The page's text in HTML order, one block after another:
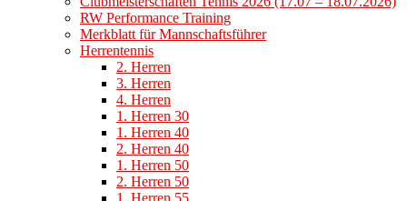
RW Performance Training
Merkblatt für Mannschaftsführer
Herrentennis
2. Herren
3. Herren
4. Herren
1. Herren 30
1. Herren 40
2. Herren 40
1. Herren 50
2. Herren 50